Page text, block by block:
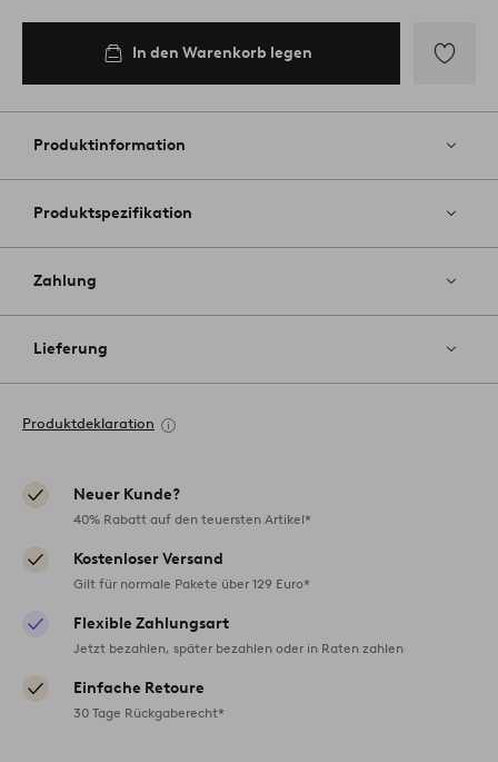
In den Warenkorb legen
Favoriten
Produktinformation
Produktspezifikation
Zahlung
Lieferung
Produktdeklaration
Neuer Kunde?
40% Rabatt auf den teuersten Artikel*
Kostenloser Versand
Gilt für normale Pakete über 129 Euro*
Flexible Zahlungsart
Jetzt bezahlen, später bezahlen oder in Raten zahlen
Einfache Retoure
30 Tage Rückgaberecht*